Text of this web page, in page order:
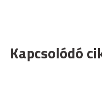
Kapcsolódó